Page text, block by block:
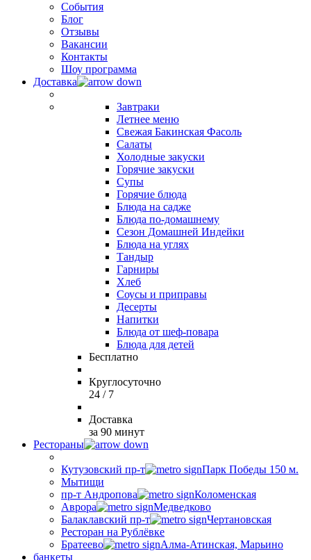
События
Блог
Отзывы
Вакансии
Контакты
Шоу программа
Доставка
Завтраки
Летнее меню
Свежая Бакинская Фасоль
Салаты
Холодные закуски
Горячие закуски
Супы
Горячие блюда
Блюда на садже
Блюда по-домашнему
Сезон Домашней Индейки
Блюда на углях
Тандыр
Гарниры
Хлеб
Соусы и приправы
Десерты
Напитки
Блюда от шеф-повара
Блюда для детей
Бесплатно
Круглосуточно
24 / 7
Доставка
за 90 минут
Рестораны
Кутузовский пр-т
Парк Победы 150 м.
Мытищи
пр-т Андропова
Коломенская
Аврора
Медведково
Балаклавский пр-т
Чертановская
Ресторан на Рублёвке
Братеево
Алма-Атинская, Марьино
банкеты